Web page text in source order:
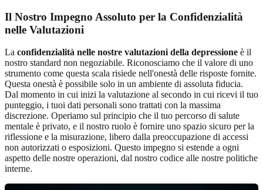
Il Nostro Impegno Assoluto per la Confidenzialità
nelle Valutazioni
La confidenzialità nelle nostre valutazioni della depressione è il
nostro standard non negoziabile. Riconosciamo che il valore di uno
strumento come questa scala risiede nell'onestà delle risposte fornite.
Questa onestà è possibile solo in un ambiente di assoluta fiducia.
Dal momento in cui inizi la valutazione al secondo in cui ricevi il tuo
punteggio, i tuoi dati personali sono trattati con la massima
discrezione. Operiamo sul principio che il tuo percorso di salute
mentale è privato, e il nostro ruolo è fornire uno spazio sicuro per la
riflessione e la misurazione, libero dalla preoccupazione di accessi
non autorizzati o esposizioni. Questo impegno si estende a ogni
aspetto delle nostre operazioni, dal nostro codice alle nostre politiche
interne.